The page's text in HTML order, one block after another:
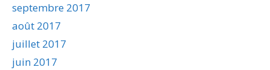
septembre 2017
août 2017
juillet 2017
juin 2017